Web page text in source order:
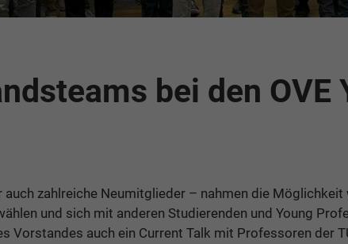
bei den OVE
zahlreiche Neumitglieder – nahmen die Möglichkeit
und sich mit anderen Studierenden und Young
Vorstandes auch ein Current Talk mit Professoren der